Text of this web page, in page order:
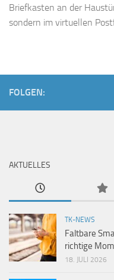
Briefkasten an der
sondern im virtuellen
FOLGEN:
AKTUELLES
TK-NEWS
Faltbare
richtige
18. JULI 2026